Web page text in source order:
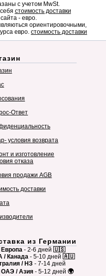
с учетом MwSt.
стоимость доставки
- евро.
ориентировочными,
евро. стоимость доставки
Ответ
условия возврата
и изготовление
отказа
продажи AGB
доставки
из Германии
- 2-6 дней 🇺🇸
Канада - 5-10 дней 🇦🇺
/ НЗ - 7-14 дней
/ Азия - 5-12 дней 🌍